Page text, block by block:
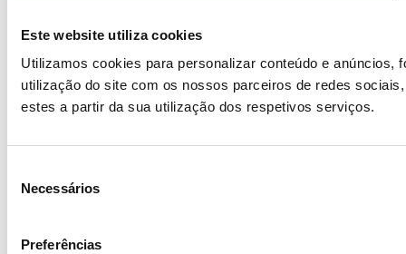
Este website utiliza cookies
Utilizamos cookies para personalizar conteúdo e anúncios,
utilização do site com os nossos parceiros de redes
estes a partir da sua utilização dos respetivos serviços.
Necessários
Preferências